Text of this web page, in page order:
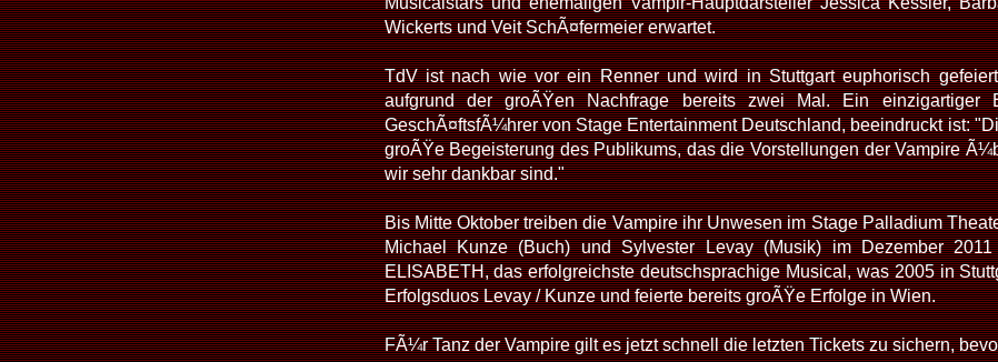
Wickerts und Veit SchÃ¤fermeier erwartet.
TdV ist nach wie vor ein Renner und wird in Stuttgart euphorisch
aufgrund der groÃŸen Nachfrage bereits zwei Mal. Ein einzigartiger
GeschÃ¤ftsfÃ¼hrer von Stage Entertainment Deutschland, beeindruckt ist:
groÃŸe Begeisterung des Publikums, das die Vorstellungen der Vampire
wir sehr dankbar sind."
Bis Mitte Oktober treiben die Vampire ihr Unwesen im Stage Palladium
Michael Kunze (Buch) und Sylvester Levay (Musik) im Dezember
ELISABETH, das erfolgreichste deutschsprachige Musical, was 2005 in
Erfolgsduos Levay / Kunze und feierte bereits groÃŸe Erfolge in Wien.
FÃ¼r Tanz der Vampire gilt es jetzt schnell die letzten Tickets zu sichern,